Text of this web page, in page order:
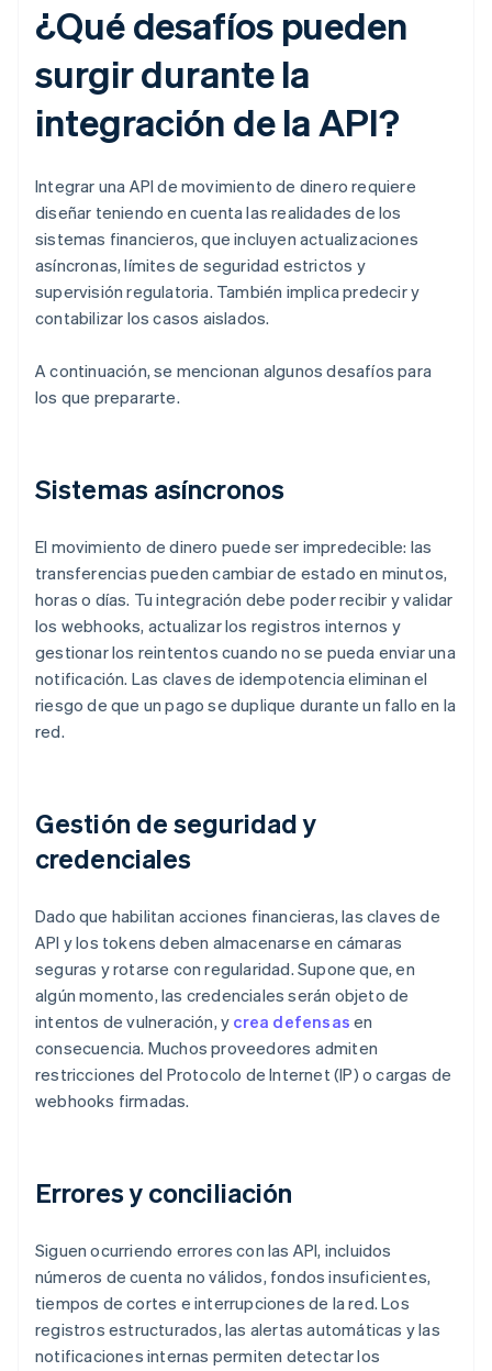
¿Qué desafíos pueden
surgir durante la
integración de la API?
Integrar una API de movimiento de dinero requiere
diseñar teniendo en cuenta las realidades de los
sistemas financieros, que incluyen actualizaciones
asíncronas, límites de seguridad estrictos y
supervisión regulatoria. También implica predecir y
contabilizar los casos aislados.
A continuación, se mencionan algunos desafíos para
los que prepararte.
Sistemas asíncronos
El movimiento de dinero puede ser impredecible: las
transferencias pueden cambiar de estado en minutos,
horas o días. Tu integración debe poder recibir y validar
los webhooks, actualizar los registros internos y
gestionar los reintentos cuando no se pueda enviar una
notificación. Las claves de idempotencia eliminan el
riesgo de que un pago se duplique durante un fallo en la
red.
Gestión de seguridad y
credenciales
Dado que habilitan acciones financieras, las claves de
API y los tokens deben almacenarse en cámaras
seguras y rotarse con regularidad. Supone que, en
algún momento, las credenciales serán objeto de
intentos de vulneración, y crea defensas en
consecuencia. Muchos proveedores admiten
restricciones del Protocolo de Internet (IP) o cargas de
webhooks firmadas.
Errores y conciliación
Siguen ocurriendo errores con las API, incluidos
números de cuenta no válidos, fondos insuficientes,
tiempos de cortes e interrupciones de la red. Los
registros estructurados, las alertas automáticas y las
notificaciones internas permiten detectar los